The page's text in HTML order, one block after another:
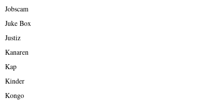
Jobscam
Juke Box
Justiz
Kanaren
Kap
Kinder
Kongo